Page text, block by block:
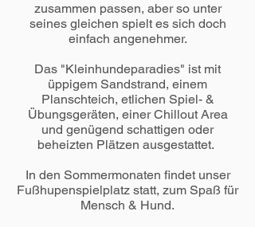
zusammen passen, aber so unter
seines gleichen spielt es sich doch
einfach angenehmer.
Das "Kleinhundeparadies" ist mit
üppigem Sandstrand, einem
Planschteich, etlichen Spiel- &
Übungsgeräten, einer Chillout Area
und genügend schattigen oder
beheizten Plätzen ausgestattet.
In den Sommermonaten findet unser
Fußhupenspielplatz statt, zum Spaß für
Mensch & Hund.